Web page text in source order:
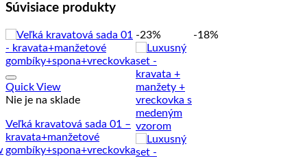
Súvisiace produkty
Quick View
Nie je na sklade
Veľká kravatová sada 01 –
kravata+manžetové
gombíky+spona+vreckovka
-23% -18%